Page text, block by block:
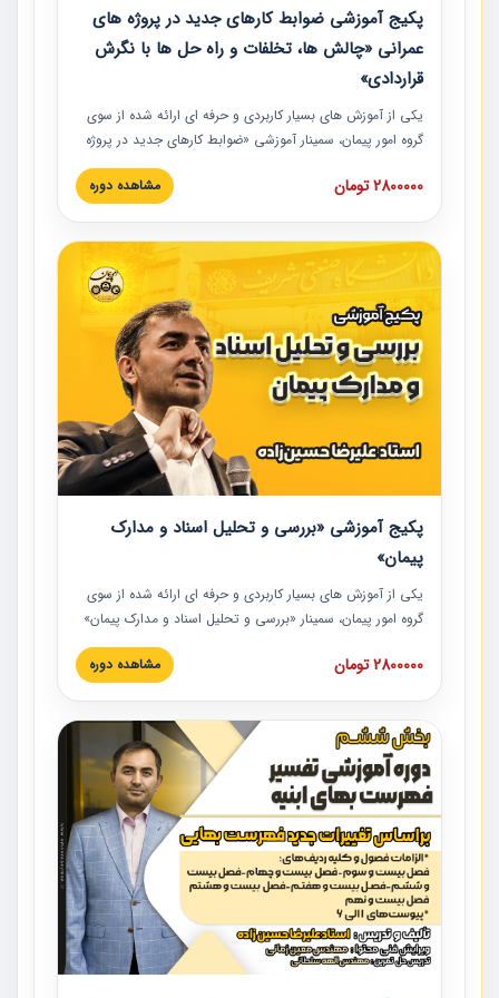
پکیج آموزشی ضوابط کارهای جدید در پروژه های
عمرانی «چالش ها، تخلفات و راه حل ها با نگرش
قراردادی»
یکی از آموزش‏‏‏‏‏‏ های بسیار کاربردی و حرفه‏ ای ارائه شده از سوی
گروه امور پیمان، سمینار آموزشی «ضوابط کارهای جدید در پروژه
های عمرانی» چالش ها، تخلفات و راه حل ها با نگرش قراردادی
است که در محل سندیکای شرکت های ساختمانی کشور ارائه شد.
مدارک پیمان به همراه تجربیات عملی ارائه شده است.
2800000 تومان مشاهده دوره
پکیج آموزشی «بررسی و تحلیل اسناد و مدارک
پیمان»
یکی از آموزش‏‏‏‏‏‏ های بسیار کاربردی و حرفه‏ ای ارائه شده از سوی
گروه امور پیمان، سمینار «بررسی و تحلیل اسناد و مدارک پیمان»
است که در دانشگاه صنعتی شریف ارائه شد. در این آموزش
نکات کلیدی مربوط به اسناد و مدارک پیمان، اولویت بندی اسناد
پیمان به همراه تجربیات عملی در این خصوص ارائه شده است.
2800000 تومان مشاهده دوره